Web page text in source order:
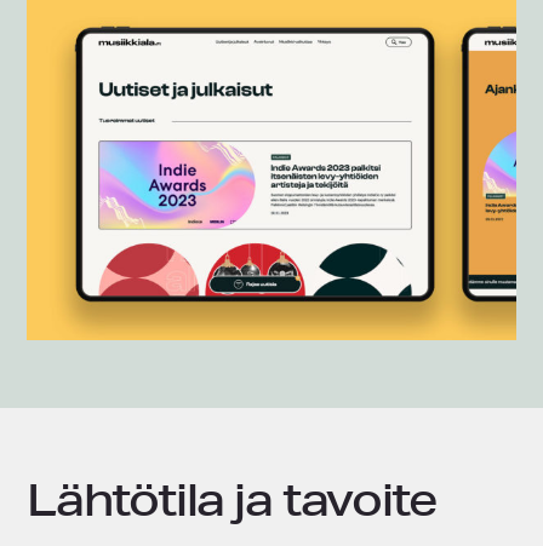
Lähtötila ja tavoite